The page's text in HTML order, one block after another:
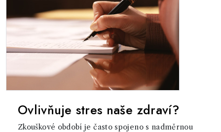
Ovlivňuje stres naše zdraví?
Zkouškové období je často spojeno s nadměrnou